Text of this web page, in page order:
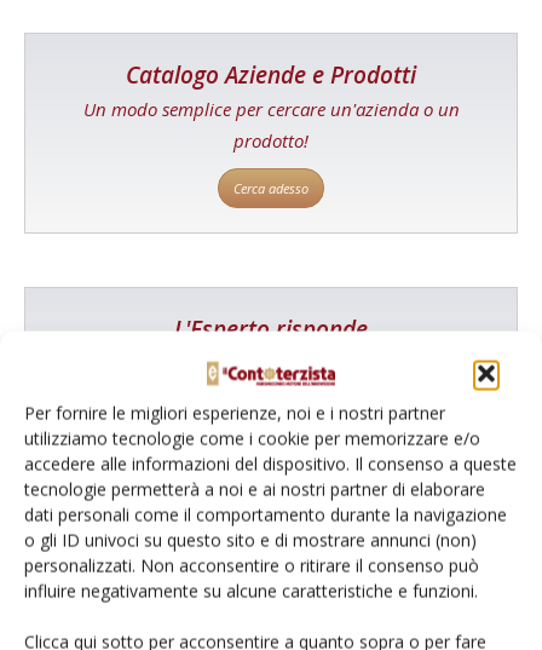
Per fornire le migliori esperienze, noi e i nostri partner
utilizziamo tecnologie come i cookie per memorizzare e/o
accedere alle informazioni del dispositivo. Il consenso a queste
tecnologie permetterà a noi e ai nostri partner di elaborare
dati personali come il comportamento durante la navigazione
o gli ID univoci su questo sito e di mostrare annunci (non)
personalizzati. Non acconsentire o ritirare il consenso può
influire negativamente su alcune caratteristiche e funzioni.
Clicca qui sotto per acconsentire a quanto sopra o per fare
Catalogo Aziende e Prodotti
Un modo semplice per cercare un'azienda o un
prodotto!
Cerca adesso
L'Esperto risponde
I consigli di Terra e Vita agli agricoltori
Cerca adesso